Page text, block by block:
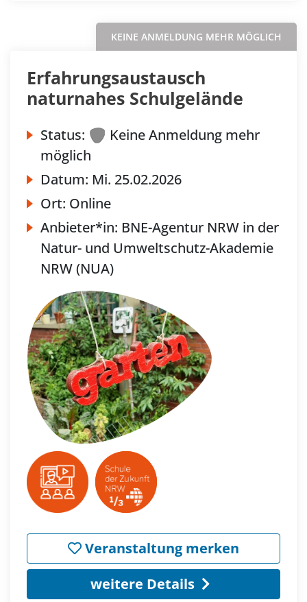
KEINE ANMELDUNG MEHR MÖGLICH
Erfahrungsaustausch
naturnahes Schulgelände
Status:
Keine Anmeldung mehr
möglich
Datum: Mi. 25.02.2026
Ort: Online
Anbieter*in: BNE-Agentur NRW in der
Natur- und Umweltschutz-Akademie
NRW (NUA)
Veranstaltung merken
weitere Details